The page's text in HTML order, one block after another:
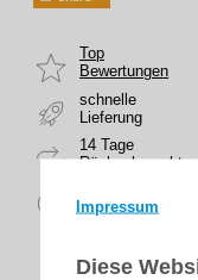
Impressum
Diese
Top
Bewertungen
schnelle
Lieferung
14 Tage
Rückgaberecht
zahlen